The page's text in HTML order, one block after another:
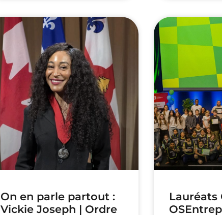
On en parle partout :
Vickie Joseph | Ordre
Lauréats